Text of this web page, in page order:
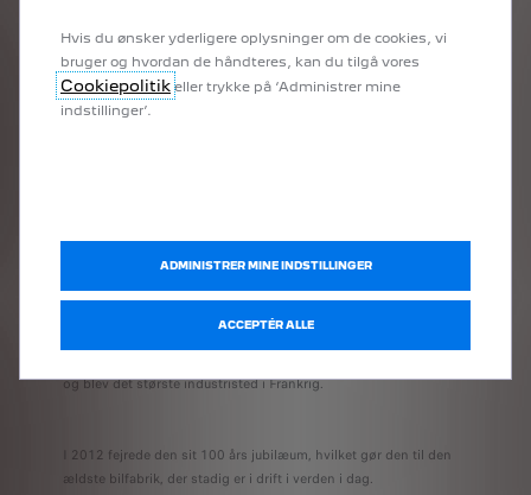
1912
OPRETTELSE AF SOCHAUX ANLÆGGET
og blev det største industristed i Frankrig.
I 2012 fejrede den sit 100 års jubilæum, hvilket gør den til den
ældste bilfabrik, der stadig er i drift i verden i dag.
Hvis du ønsker yderligere oplysninger om de cookies, vi
bruger og hvordan de håndteres, kan du tilgå vores
Cookiepolitik eller trykke på ‘Administrer mine
indstillinger’.
ADMINISTRER MINE INDSTILLINGER
ACCEPTÉR ALLE